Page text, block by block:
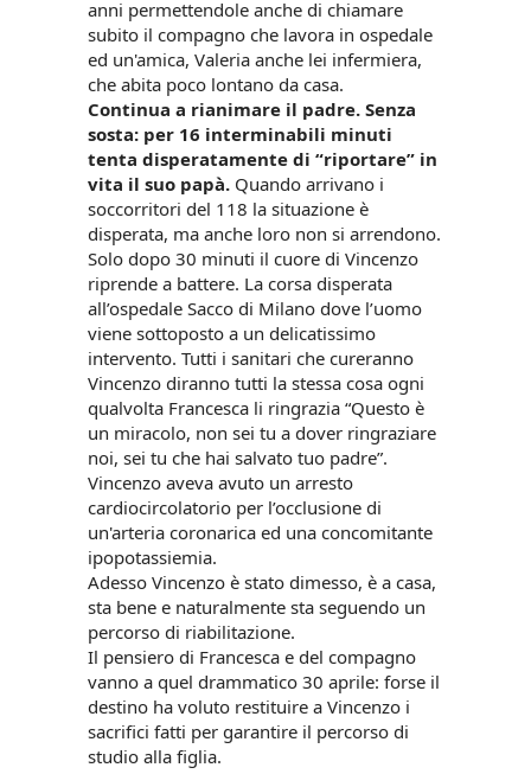
anni permettendole anche di chiamare
subito il compagno che lavora in ospedale
ed un'amica, Valeria anche lei infermiera,
che abita poco lontano da casa.
Continua a rianimare il padre. Senza
sosta: per 16 interminabili minuti
tenta disperatamente di “riportare” in
vita il suo papà. Quando arrivano i
soccorritori del 118 la situazione è
disperata, ma anche loro non si arrendono.
Solo dopo 30 minuti il cuore di Vincenzo
riprende a battere. La corsa disperata
all’ospedale Sacco di Milano dove l’uomo
viene sottoposto a un delicatissimo
intervento. Tutti i sanitari che cureranno
Vincenzo diranno tutti la stessa cosa ogni
qualvolta Francesca li ringrazia “Questo è
un miracolo, non sei tu a dover ringraziare
noi, sei tu che hai salvato tuo padre”.
Vincenzo aveva avuto un arresto
cardiocircolatorio per l’occlusione di
un'arteria coronarica ed una concomitante
ipopotassiemia.
Adesso Vincenzo è stato dimesso, è a casa,
sta bene e naturalmente sta seguendo un
percorso di riabilitazione.
Il pensiero di Francesca e del compagno
vanno a quel drammatico 30 aprile: forse il
destino ha voluto restituire a Vincenzo i
sacrifici fatti per garantire il percorso di
studio alla figlia.